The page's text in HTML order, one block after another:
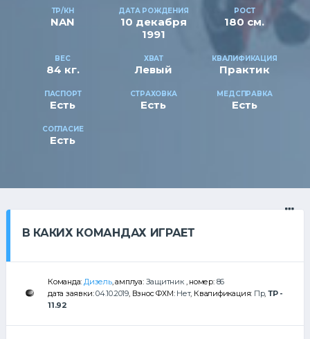
ТР/КН
NAN
ДАТА РОЖДЕНИЯ
10 декабря
1991
РОСТ
180 см.
ВЕС
84 кг.
ХВАТ
Левый
КВАЛИФИКАЦИЯ
Практик
ПАСПОРТ
Есть
СТРАХОВКА
Есть
МЕДСПРАВКА
Есть
СОГЛАСИЕ
Есть
В КАКИХ КОМАНДАХ ИГРАЕТ
Команда:Дизель, амплуа: Защитник, номер: 86
дата заявки:04.10.2019, Взнос ФХМ: Нет, Квалификация: Пр,ТР -
11.92